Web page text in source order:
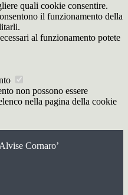
quali cookie consentire.
il funzionamento della
al funzionamento potete
non possono essere
nella pagina della cookie
Cornaro’